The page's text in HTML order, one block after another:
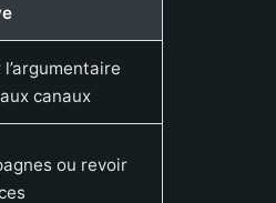
l’argumentaire
canaux
ou revoir